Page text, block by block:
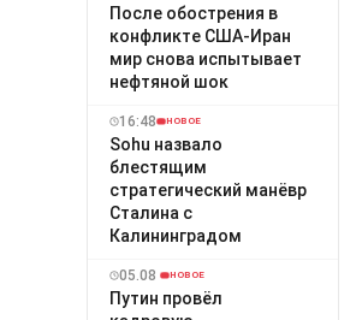
После обострения в
конфликте США-Иран
мир снова испытывает
нефтяной шок
16:48 НОВОЕ
Sohu назвало
блестящим
стратегический манёвр
Сталина с
Калининградом
05.08 НОВОЕ
Путин провёл